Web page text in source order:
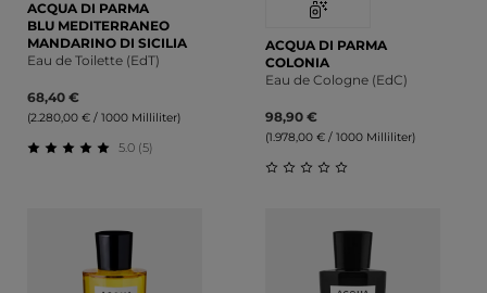
ACQUA DI PARMA
BLU MEDITERRANEO
MANDARINO DI SICILIA
Eau de Toilette (EdT)
68,40 €
(2.280,00 € / 1000 Milliliter)
Durchschnittliche Bewertung von 5 von 5 Sternen
5.0 (5)
ACQUA DI PARMA
COLONIA
Eau de Cologne (EdC)
98,90 €
(1.978,00 € / 1000 Milliliter)